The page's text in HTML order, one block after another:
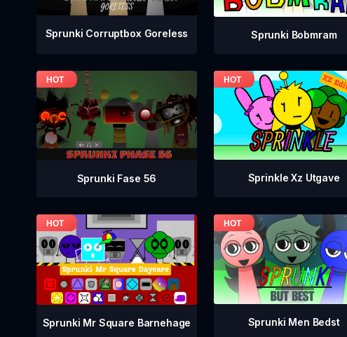
Sprunki Corruptbox Goreless Sprunki Bobmram
Sprunki Fase 56 Sprinkle Xz Utgave
Sprunki Mr Square Barnehage Sprunki Men Bedst